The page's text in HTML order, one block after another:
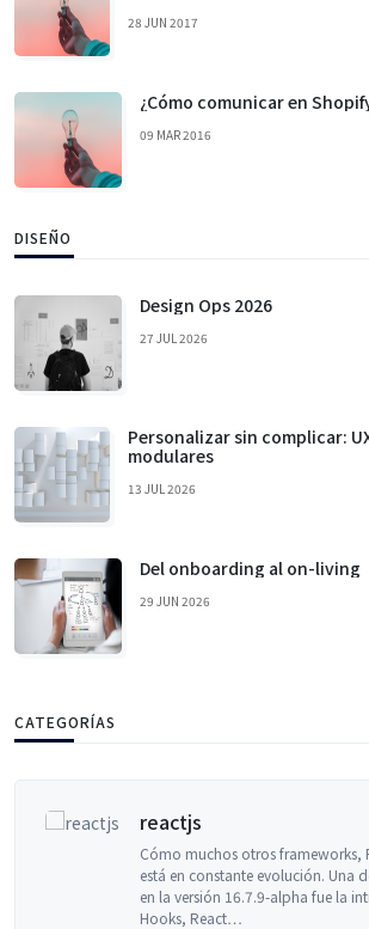
28 JUN 2017
¿Cómo comunicar en
09 MAR 2016
DISEÑO
Design Ops 2026
27 JUL 2026
Personalizar sin complicar:
modulares
13 JUL 2026
Del onboarding al on-living
29 JUN 2026
CATEGORÍAS
reactjs
Cómo muchos otros frameworks,
está en constante evolución. Una
en la versión 16.7.9-alpha fue la
Hooks, React…